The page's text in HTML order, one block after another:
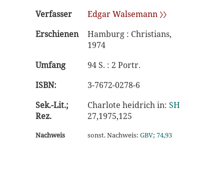
Verfasser
Edgar Walsemann 〉〉
Erschienen
Hamburg : Christians,
1974
Umfang
94 S. : 2 Portr.
ISBN:
3-7672-0278-6
Sek.-Lit.;
Rez.
Charlote heidrich in: SH
27,1975,125
Nachweis sonst. Nachweis: GBV; 74,93